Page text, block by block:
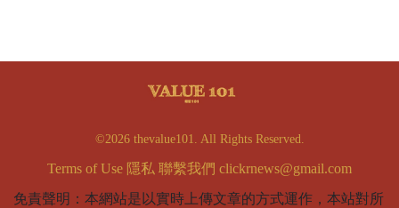
©2026 thevalue101. All Rights Reserved.
Terms of Use 隱私 聯繫我們 clickrnews@gmail.com
免責聲明：本網站是以實時上傳文章的方式運作，本站對所